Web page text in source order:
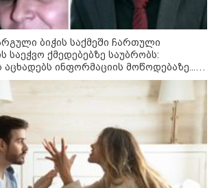
საბოტაჟი ქვეყნის წინააღმდეგ
ირაკლი კობახიძე გიორგი
ბარამიძის განცხადებაზე -
განცხადების მოსმენა - ამას
აუცილებლად სჭირდება
საზოგადოების სათანადო რეაქცია
ირაკლი კობახიძე - ვინც არის
დაკავებული საბოტაჟით საკუთარი
საკუთარ ეროვნულ ინტერესებს
უპირისპირდება, ყველამ უნდა
იცოდეს, რომ მათ მიაკითხავთ
სამართალი
ბიჭის საქმეში ჩართული
საეჭვო ქმედებებზე საუბრობს:
ინფორმაციის მოწოდებაზე...
საქმის ჩაფარცხვის ოპერაცია"